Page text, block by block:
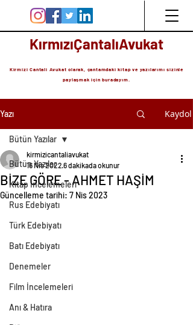
KırmızıÇantalıAvukat
Kirmizi Cantali Avukat olarak, çantamdaki kitap ve yazılarımı sizinle
paylaşmak için buradayım.
Yazı Kaydol
Bütün Yazılar
Kitap İncelemeleri
Rus Edebiyatı
Türk Edebiyatı
Batı Edebiyatı
Denemeler
Film İncelemeleri
Anı & Hatıra
Bütün Yazılar
BİZE GÖRE - AHMET HAŞİM
kirmizicantaliavukat
16 Nis 2022 6 dakikada okunur
Güncelleme tarihi: 7 Nis 2023